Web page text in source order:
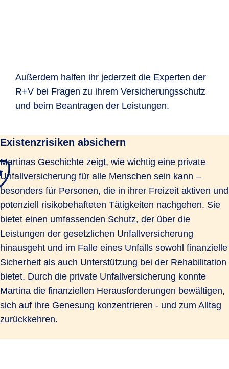
Außerdem halfen ihr jederzeit die Experten der
R+V bei Fragen zu ihrem Versicherungsschutz
und beim Beantragen der Leistungen.
Existenzrisiken absichern
Martinas Geschichte zeigt, wie wichtig eine private
Unfallversicherung für alle Menschen sein kann –
besonders für Personen, die in ihrer Freizeit aktiven und
potenziell risikobehafteten Tätigkeiten nachgehen. Sie
bietet einen umfassenden Schutz, der über die
Leistungen der gesetzlichen Unfallversicherung
hinausgeht und im Falle eines Unfalls sowohl finanzielle
Sicherheit als auch Unterstützung bei der Rehabilitation
bietet. Durch die private Unfallversicherung konnte
Martina die finanziellen Herausforderungen bewältigen,
sich auf ihre Genesung konzentrieren - und zum Alltag
zurückkehren.